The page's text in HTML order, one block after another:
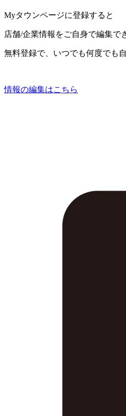
Myタウンページに登録すると
店舗/企業情報をご自身で編集で
無料登録で、いつでも何度でも
情報の編集はこちら